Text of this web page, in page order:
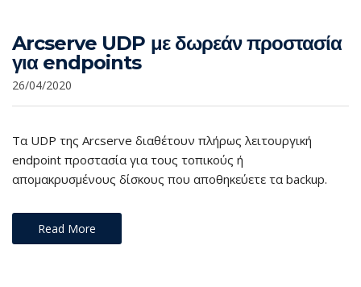
Arcserve UDP με δωρεάν προστασία
για endpoints
26/04/2020
Τα UDP της Arcserve διαθέτουν πλήρως λειτουργική
endpoint προστασία για τους τοπικούς ή
απομακρυσμένους δίσκους που αποθηκεύετε τα backup.
Read More